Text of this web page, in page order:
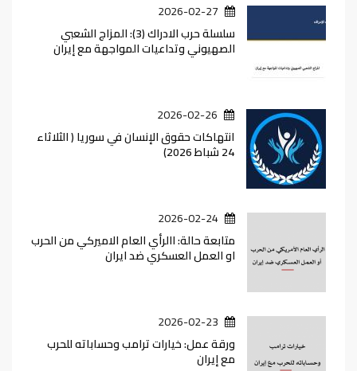
2026-02-27
سلسلة حرب الادراك (3): المزاج الشعبي
الصهيوني وتداعيات المواجهة مع إيران
2026-02-26
انتهاكات حقوق الإنسان في سوريا ( الثلاثاء
24 شباط 2026)
2026-02-24
متابعة حالة: االرأي العام الاميركي من الحرب
او العمل العسكري ضد ايران
2026-02-23
ورقة عمل: خيارات ترامب وحساباته للحرب
مع إيران